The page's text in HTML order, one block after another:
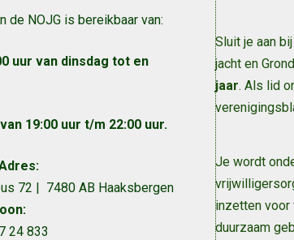
de NOJG is bereikbaar van:
uur van dinsdag tot en
19:00 uur t/m 22:00 uur.
72 | 7480 AB Haaksbergen
24 833
Sluit je aan
jacht en
jaar. Als lid
Je wordt
inzetten voor
duurzaam